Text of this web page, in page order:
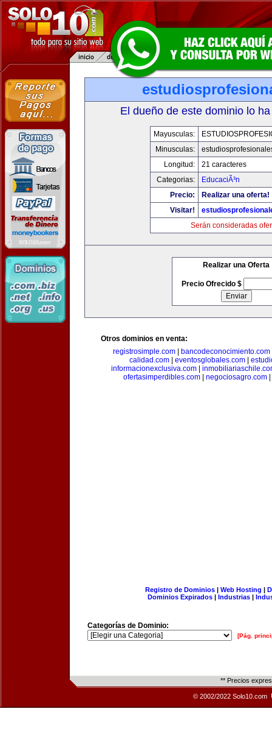
El dueño de este dominio lo
Mayusculas:
Minusculas:
Longitud:
21 caracteres
Categorias:
EducaciÃ³n
Precio:
Realizar una oferta!
Visitar!
Serán consideradas
Realizar una Oferta
Precio Ofrecido $
Otros dominios en venta:
registrosimple.com
bancodeconocimiento.com
calidad.com
eventosglobales.com
informacionexclusiva.com|
ofertasimperdibles.com
negociosagro.com
Registro de Dominios| Web Hosting |
Dominios Expirados | Industrias |
Categorías de Dominio:
[Pág.
** Precios
© 2002/2022 Solo10.com